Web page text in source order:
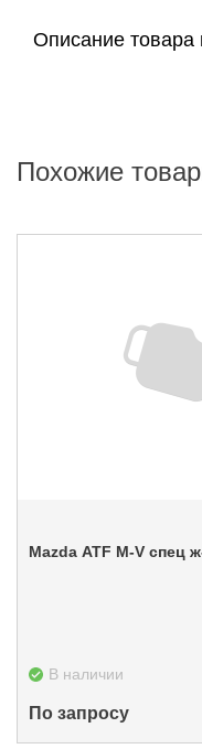
Описание товара
Похожие
В наличии
По запросу